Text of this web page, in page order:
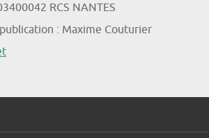
RCS NANTES
: Maxime Couturier